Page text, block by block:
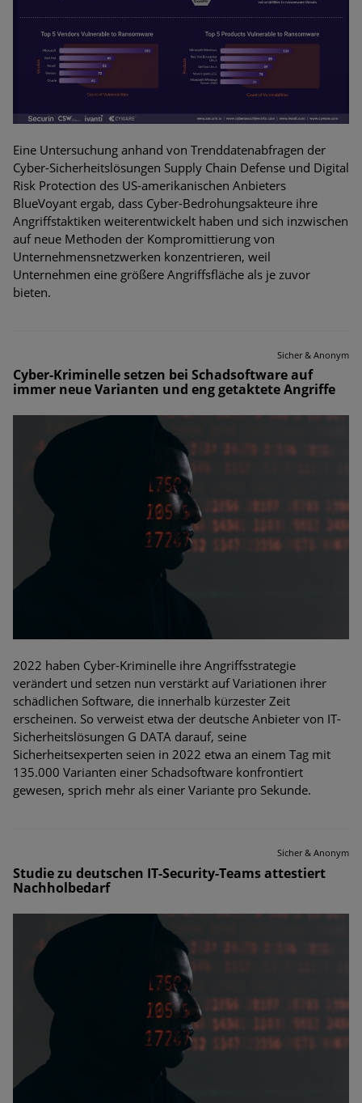
Eine Untersuchung anhand von Trenddatenabfragen der
Cyber-Sicherheitslösungen Supply Chain Defense und Digital
Risk Protection des US-amerikanischen Anbieters
BlueVoyant ergab, dass Cyber-Bedrohungsakteure ihre
Angriffstaktiken weiterentwickelt haben und sich inzwischen
auf neue Methoden der Kompromittierung von
Unternehmensnetzwerken konzentrieren, weil
Unternehmen eine größere Angriffsfläche als je zuvor
bieten.
Sicher & Anonym
Cyber-Kriminelle setzen bei Schadsoftware auf
immer neue Varianten und eng getaktete Angriffe
2022 haben Cyber-Kriminelle ihre Angriffsstrategie
verändert und setzen nun verstärkt auf Variationen ihrer
schädlichen Software, die innerhalb kürzester Zeit
erscheinen. So verweist etwa der deutsche Anbieter von IT-
Sicherheitslösungen G DATA darauf, seine
Sicherheitsexperten seien in 2022 etwa an einem Tag mit
135.000 Varianten einer Schadsoftware konfrontiert
gewesen, sprich mehr als einer Variante pro Sekunde.
Sicher & Anonym
Studie zu deutschen IT-Security-Teams attestiert
Nachholbedarf